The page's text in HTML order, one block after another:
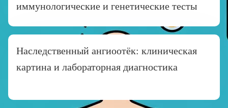
иммунологические и генетические тесты
Наследственный ангиоотёк: клиническая
картина и лабораторная диагностика